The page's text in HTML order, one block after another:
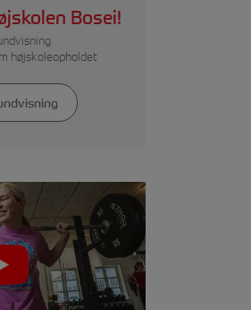
Bosei!
højskoleopholdet